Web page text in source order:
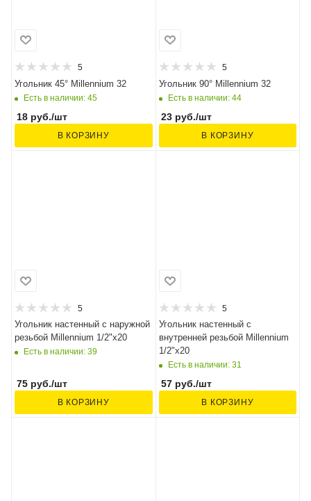
5
Угольник 45° Millennium 32
Есть в наличии: 45
18 руб./шт
В КОРЗИНУ
5
Угольник 90° Millennium 32
Есть в наличии: 44
23руб./шт
В КОРЗИНУ
5
Угольник настенный с наружной
резьбой Millennium 1/2"x20
Есть в наличии: 39
75 руб./шт
В КОРЗИНУ
5
Угольник настенный с
внутренней резьбой Millennium
1/2"x20
Есть в наличии: 31
57руб./шт
В КОРЗИНУ